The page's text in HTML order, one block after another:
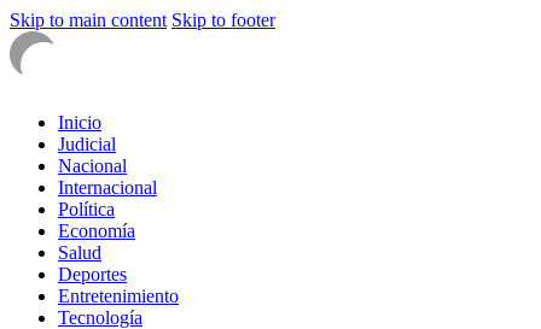
Skip to main content Skip to footer
Inicio
Judicial
Nacional
Internacional
Política
Economía
Salud
Deportes
Entretenimiento
Tecnología